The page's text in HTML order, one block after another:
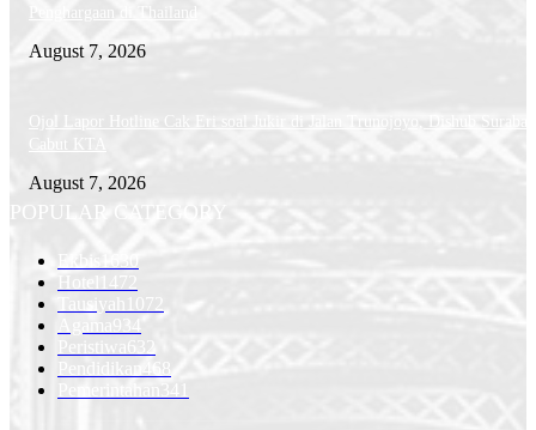
Penghargaan di Thailand
August 7, 2026
Ojol Lapor Hotline Cak Eri soal Jukir di Jalan Trunojoyo, Dishub
August 7, 2026
POPULAR CATEGORY
Ekbis
1630
Hotel
1472
Tausiyah
1072
Agama 934
Peristiwa
632
Pendidikan 468
Pemerintahan
341